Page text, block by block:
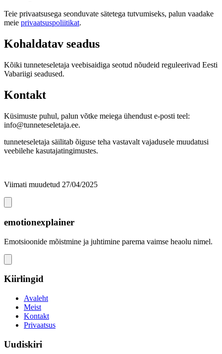
Teie privaatsusega seonduvate sätetega tutvumiseks, palun vaadake
meie privaatsuspoliitikat.
Kohaldatav seadus
Kõiki tunneteseletaja veebisaidiga seotud nõudeid reguleerivad Eesti
Vabariigi seadused.
Kontakt
Küsimuste puhul, palun võtke meiega ühendust e-posti teel:
info@tunneteseletaja.ee.
tunneteseletaja säilitab õiguse teha vastavalt vajadusele muudatusi
veebilehe kasutajatingimustes.
Viimati muudetud 27/04/2025
emotionexplainer
Emotsioonide mõistmine ja juhtimine parema vaimse heaolu nimel.
Kiirlingid
Avaleht
Meist
Kontakt
Privaatsus
Uudiskiri